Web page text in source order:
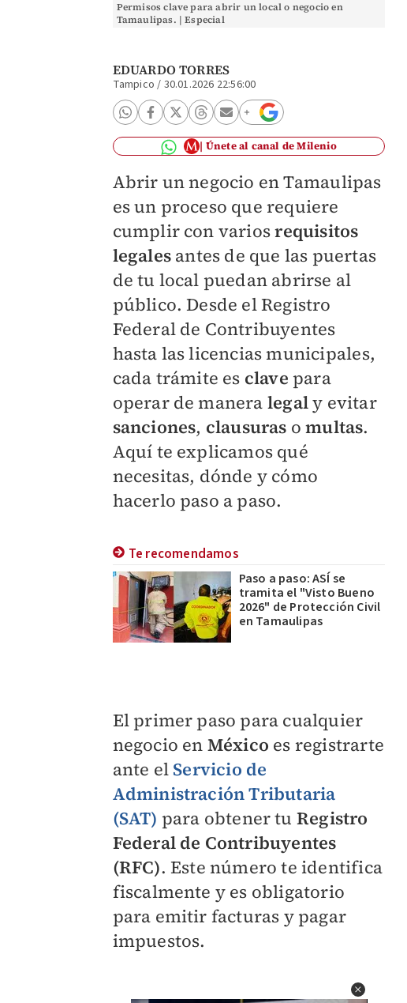
Permisos clave para abrir un local o negocio en
Tamaulipas. | Especial
EDUARDO TORRES
Tampico / 30.01.2026 22:56:00
Únete al canal de Milenio
Abrir un negocio en Tamaulipas
es un proceso que requiere
cumplir con variosrequisitos
legalesantes de que las puertas
de tu local puedan abrirse al
público. Desde el Registro
Federal de Contribuyentes
hasta las licencias municipales,
cada trámite es clave para
operar de manera legaly evitar
sanciones, clausuras omultas.
Aquí te explicamos qué
necesitas, dónde y cómo
hacerlo paso a paso.
Te recomendamos
Paso a paso: ASÍ se
tramita el "Visto Bueno
2026" de Protección Civil
en Tamaulipas
El primer paso para cualquier
negocio en México es registrarte
ante el Servicio de
Administración Tributaria
(SAT) para obtener tu Registro
Federal de Contribuyentes
(RFC). Este número te identifica
fiscalmente y es obligatorio
para emitir facturas y pagar
impuestos.